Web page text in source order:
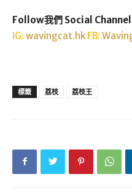
Follow我們 Social Channel
IG: wavingcat.hk FB:
標籤 荔枝 荔枝王